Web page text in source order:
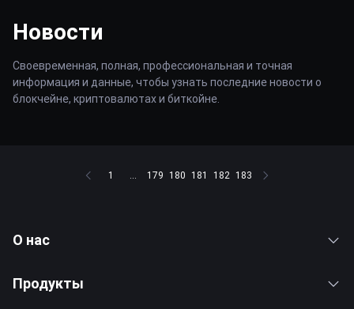
Новости
Своевременная, полная, профессиональная и точная
информация и данные, чтобы узнать последние новости о
блокчейне, криптовалютах и биткойне.
1 ... 179 180 181 182 183
О нас
Продукты